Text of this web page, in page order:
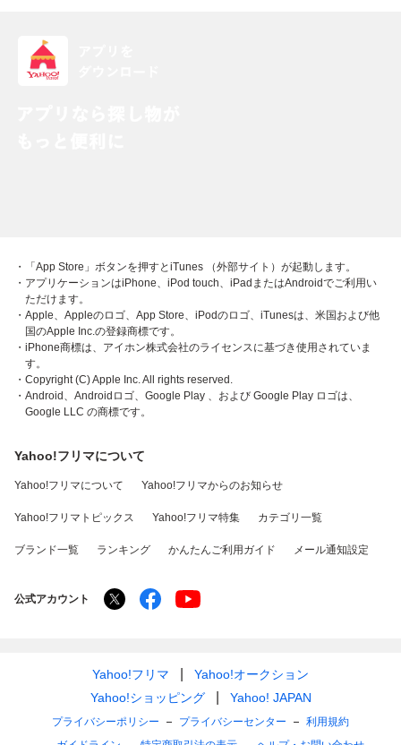
・「App Store」ボタンを押すとiTunes （外部サイト）が起動します。
・アプリケーションはiPhone、iPod touch、iPadまたはAndroidでご利用い
ただけます。
・Apple、Appleのロゴ、App Store、iPodのロゴ、iTunesは、米国および他
国のApple Inc.の登録商標です。
・iPhone商標は、アイホン株式会社のライセンスに基づき使用されていま
す。
・Copyright (C) Apple Inc. All rights reserved.
・Android、Androidロゴ、Google Play 、および Google Play ロゴは、
Google LLC の商標です。
Yahoo!フリマについて
Yahoo!フリマについて Yahoo!フリマからのお知らせ
Yahoo!フリマトピックス Yahoo!フリマ特集 カテゴリ一覧
ブランド一覧 ランキング かんたんご利用ガイド メール通知設定
公式アカウント
Yahoo!フリマ
Yahoo!オークション
Yahoo!ショッピング
Yahoo! JAPAN
プライバシーポリシー プライバシーセンター
利用規約